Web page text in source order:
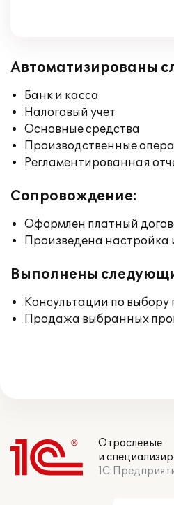
Автоматизированы
Банк и касса
Налоговый учет
Основные средства
Производственные
Регламентированная
Сопровождение:
Оформлен платный
Произведена настройка
Выполнены
Консультации по выбору
Продажа выбранных
Отраслевые
и